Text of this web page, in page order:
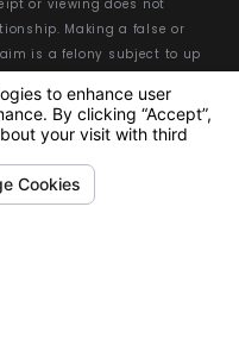
or viewing does not
Making a false or
is a felony subject to up
by both imprisonment and
Privacy Choices
Policy